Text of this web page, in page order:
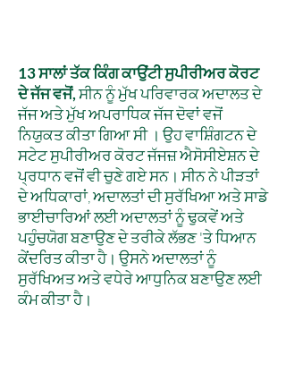
13 ਸਾਲਾਂ ਤੱਕ ਕਿੰਗ ਕਾਉਂਟੀ ਸੁਪੀਰੀਅਰ ਕੋਰਟ
ਦੇ ਜੱਜ ਵਜੋਂ,ਸੀਨ ਨੂੰ ਮੁੱਖ ਪਰਿਵਾਰਕ ਅਦਾਲਤ ਦੇ
ਜੱਜ ਅਤੇ ਮੁੱਖ ਅਪਰਾਧਿਕ ਜੱਜ ਦੋਵਾਂ ਵਜੋਂ
ਨਿਯੁਕਤ ਕੀਤਾ ਗਿਆ ਸੀ। ਉਹ ਵਾਸ਼ਿੰਗਟਨ ਦੇ
ਸਟੇਟ ਸੁਪੀਰੀਅਰ ਕੋਰਟ ਜੱਜਜ਼ ਐਸੋਸੀਏਸ਼ਨ ਦੇ
ਪ੍ਰਧਾਨ ਵਜੋਂ ਵੀ ਚੁਣੇ ਗਏ ਸਨ। ਸੀਨ ਨੇ ਪੀੜਤਾਂ
ਦੇ ਅਧਿਕਾਰਾਂ, ਅਦਾਲਤਾਂ ਦੀ ਸੁਰੱਖਿਆ ਅਤੇ ਸਾਡੇ
ਭਾਈਚਾਰਿਆਂ ਲਈ ਅਦਾਲਤਾਂ ਨੂੰ ਢੁਕਵੇਂ ਅਤੇ
ਪਹੁੰਚਯੋਗ ਬਣਾਉਣ ਦੇ ਤਰੀਕੇ ਲੱਭਣ 'ਤੇ ਧਿਆਨ
ਕੇਂਦਰਿਤ ਕੀਤਾ ਹੈ। ਉਸਨੇ ਅਦਾਲਤਾਂ ਨੂੰ
ਸੁਰੱਖਿਅਤ ਅਤੇ ਵਧੇਰੇ ਆਧੁਨਿਕ ਬਣਾਉਣ ਲਈ
ਕੰਮ ਕੀਤਾ ਹੈ।